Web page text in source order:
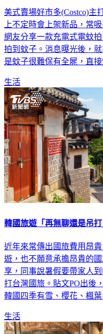
美式賣場好市多(Costco)主
上不定時會上架新品，常
網友分享一款充電式電蚊
拍到蚊子。消息曝光後，
是蚊子很難保有全屍，直接
生活
韓國旅遊「再無聊還是吊
近年來常傳出國旅費用昂
遊，也不願意承擔昂貴的
享，同事說暑假要帶家人
打台灣國旅。貼文PO出後
韓國四季有雪、櫻花、楓
生活